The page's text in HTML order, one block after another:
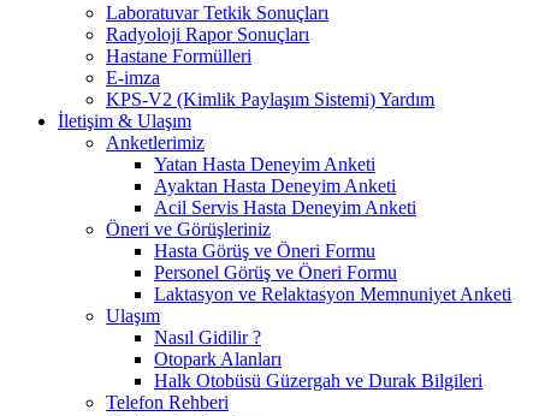
Laboratuvar Tetkik Sonuçları
Radyoloji Rapor Sonuçları
Hastane Formülleri
E-imza
KPS-V2 (Kimlik Paylaşım Sistemi) Yardım
İletişim & Ulaşım
Anketlerimiz
Yatan Hasta Deneyim Anketi
Ayaktan Hasta Deneyim Anketi
Acil Servis Hasta Deneyim Anketi
Öneri ve Görüşleriniz
Hasta Görüş ve Öneri Formu
Personel Görüş ve Öneri Formu
Laktasyon ve Relaktasyon Memnuniyet Anketi
Ulaşım
Nasıl Gidilir ?
Otopark Alanları
Halk Otobüsü Güzergah ve Durak Bilgileri
Telefon Rehberi